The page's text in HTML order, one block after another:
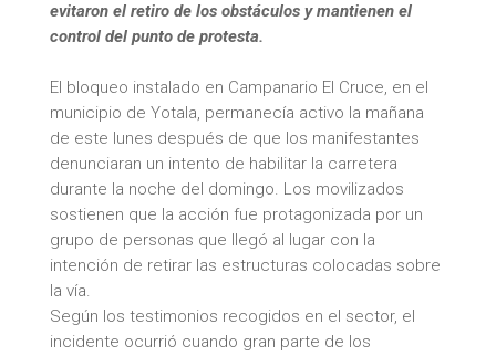
evitaron el retiro de los obstáculos y mantienen el
control del punto de protesta.
El bloqueo instalado en Campanario El Cruce, en el
municipio de Yotala, permanecía activo la mañana
de este lunes después de que los manifestantes
denunciaran un intento de habilitar la carretera
durante la noche del domingo. Los movilizados
sostienen que la acción fue protagonizada por un
grupo de personas que llegó al lugar con la
intención de retirar las estructuras colocadas sobre
la vía.
Según los testimonios recogidos en el sector, el
incidente ocurrió cuando gran parte de los